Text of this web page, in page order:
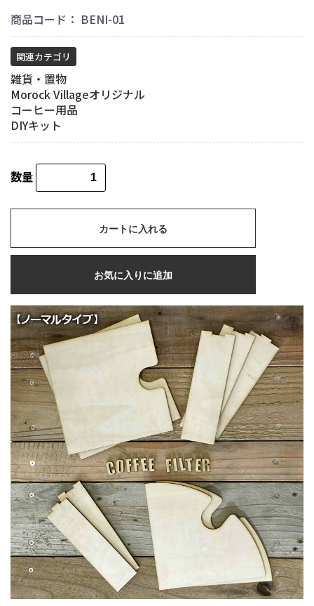
商品コード： BENI-01
関連カテゴリ
雑貨・置物
Morock Villageオリジナル
コーヒー用品
DIYキット
数量
カートに入れる
お気に入りに追加